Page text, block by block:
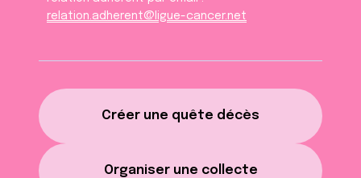
Créer une quête décès
Organiser une collecte
relation.adherent@ligue-cancer.net